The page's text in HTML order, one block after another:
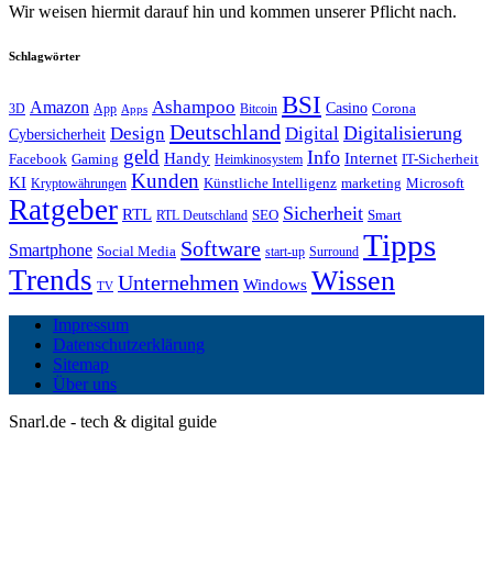
Wir weisen hiermit darauf hin und kommen unserer Pflicht nach.
Schlagwörter
3D Amazon App Apps Ashampoo Bitcoin BSI Casino Corona
Cybersicherheit Design Deutschland Digital Digitalisierung
Facebook Gaming geld Handy Heimkinosystem Info Internet IT-Sicherheit
KI Kryptowährungen Kunden Künstliche Intelligenz marketing Microsoft
Ratgeber RTL RTL Deutschland SEO Sicherheit Smart
Smartphone Social Media Software start-up Surround Tipps
Trends TV Unternehmen Windows Wissen
Impressum
Datenschutzerklärung
Sitemap
Über uns
Snarl.de - tech & digital guide